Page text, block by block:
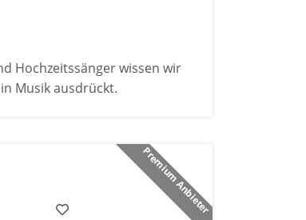
Hochzeitssänger wissen wir
Musik ausdrückt.
Premium Anbieter